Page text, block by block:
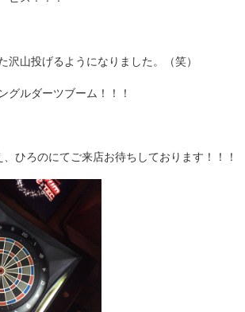
沢山投げるようになりました。（笑）
グルダーツブーム！！！
ひろのにてご来店お待ちしております！！！